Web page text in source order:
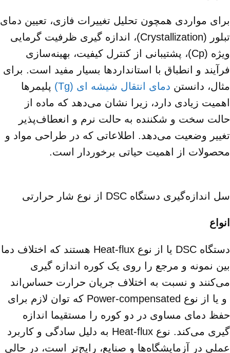
برای مواردی همچون تحلیل تغییرات فازی، تعیین دمای
تبلور (Crystallization)، اندازه‌ گیری ظرفیت گرمایی
ویژه (Cp)، پشتیبانی از کنترل کیفیت، بهینه‌سازی
فرآیند و انطباق با استانداردها بسیار مفید است. برای
مثال، دانستن دمای انتقال شیشه ای (Tg)
پلیمرها
اهمیت زیادی دارد، زیرا نشان می‌دهد که ماده از
حالت سخت و شکننده به حالت نرم و انعطاف‌پذیر
تغییر وضعیت می‌دهد. اطلاعاتی که در طراحی مواد و
محصولات از اهمیت حیاتی برخوردار است.
سل اندازه‌گیری دستگاه DSC از نوع شار حرارتی
انواع
دستگاه DSC یا از نوع Heat‑flux هستند که اختلاف دما
بین نمونه و مرجع را روی یک کوره اندازه‌ گیری
می‌کنند و نسبت به اختلاف جریان حرارت حساس‌اند
و یا از نوع Power‑compensated که توان لازم برای
حفظ دمای مساوی در دو کوره را مستقیما اندازه‌
گیری می‌کند. نوع Heat‑flux به دلیل سادگی و کاربرد
عملی در آزمایشگاه‌ها و صنایع، رایج‌تر است، در حالی